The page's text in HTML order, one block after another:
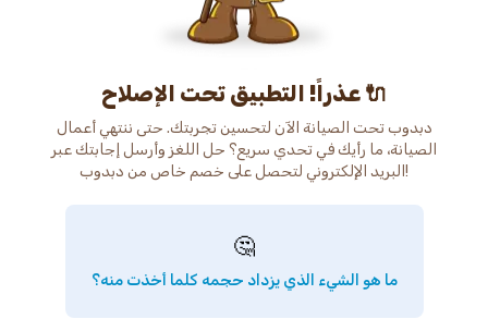
عذراً! التطبيق تحت الإصلاح 🔌
دبدوب تحت الصيانة الآن لتحسين تجربتك. حتى ننتهي أعمال
الصيانة، ما رأيك في تحدي سريع؟ حل اللغز وأرسل إجابتك عبر
البريد الإلكتروني لتحصل على خصم خاص من دبدوب!
🤔
ما هو الشيء الذي يزداد حجمه كلما أخذت منه؟